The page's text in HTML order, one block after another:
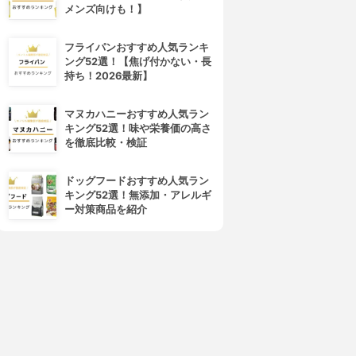
メンズ向けも！】
フライパンおすすめ人気ランキ
ング52選！【焦げ付かない・長
持ち！2026最新】
マヌカハニーおすすめ人気ラン
キング52選！味や栄養価の高さ
を徹底比較・検証
ドッグフードおすすめ人気ラン
キング52選！無添加・アレルギ
ー対策商品を紹介